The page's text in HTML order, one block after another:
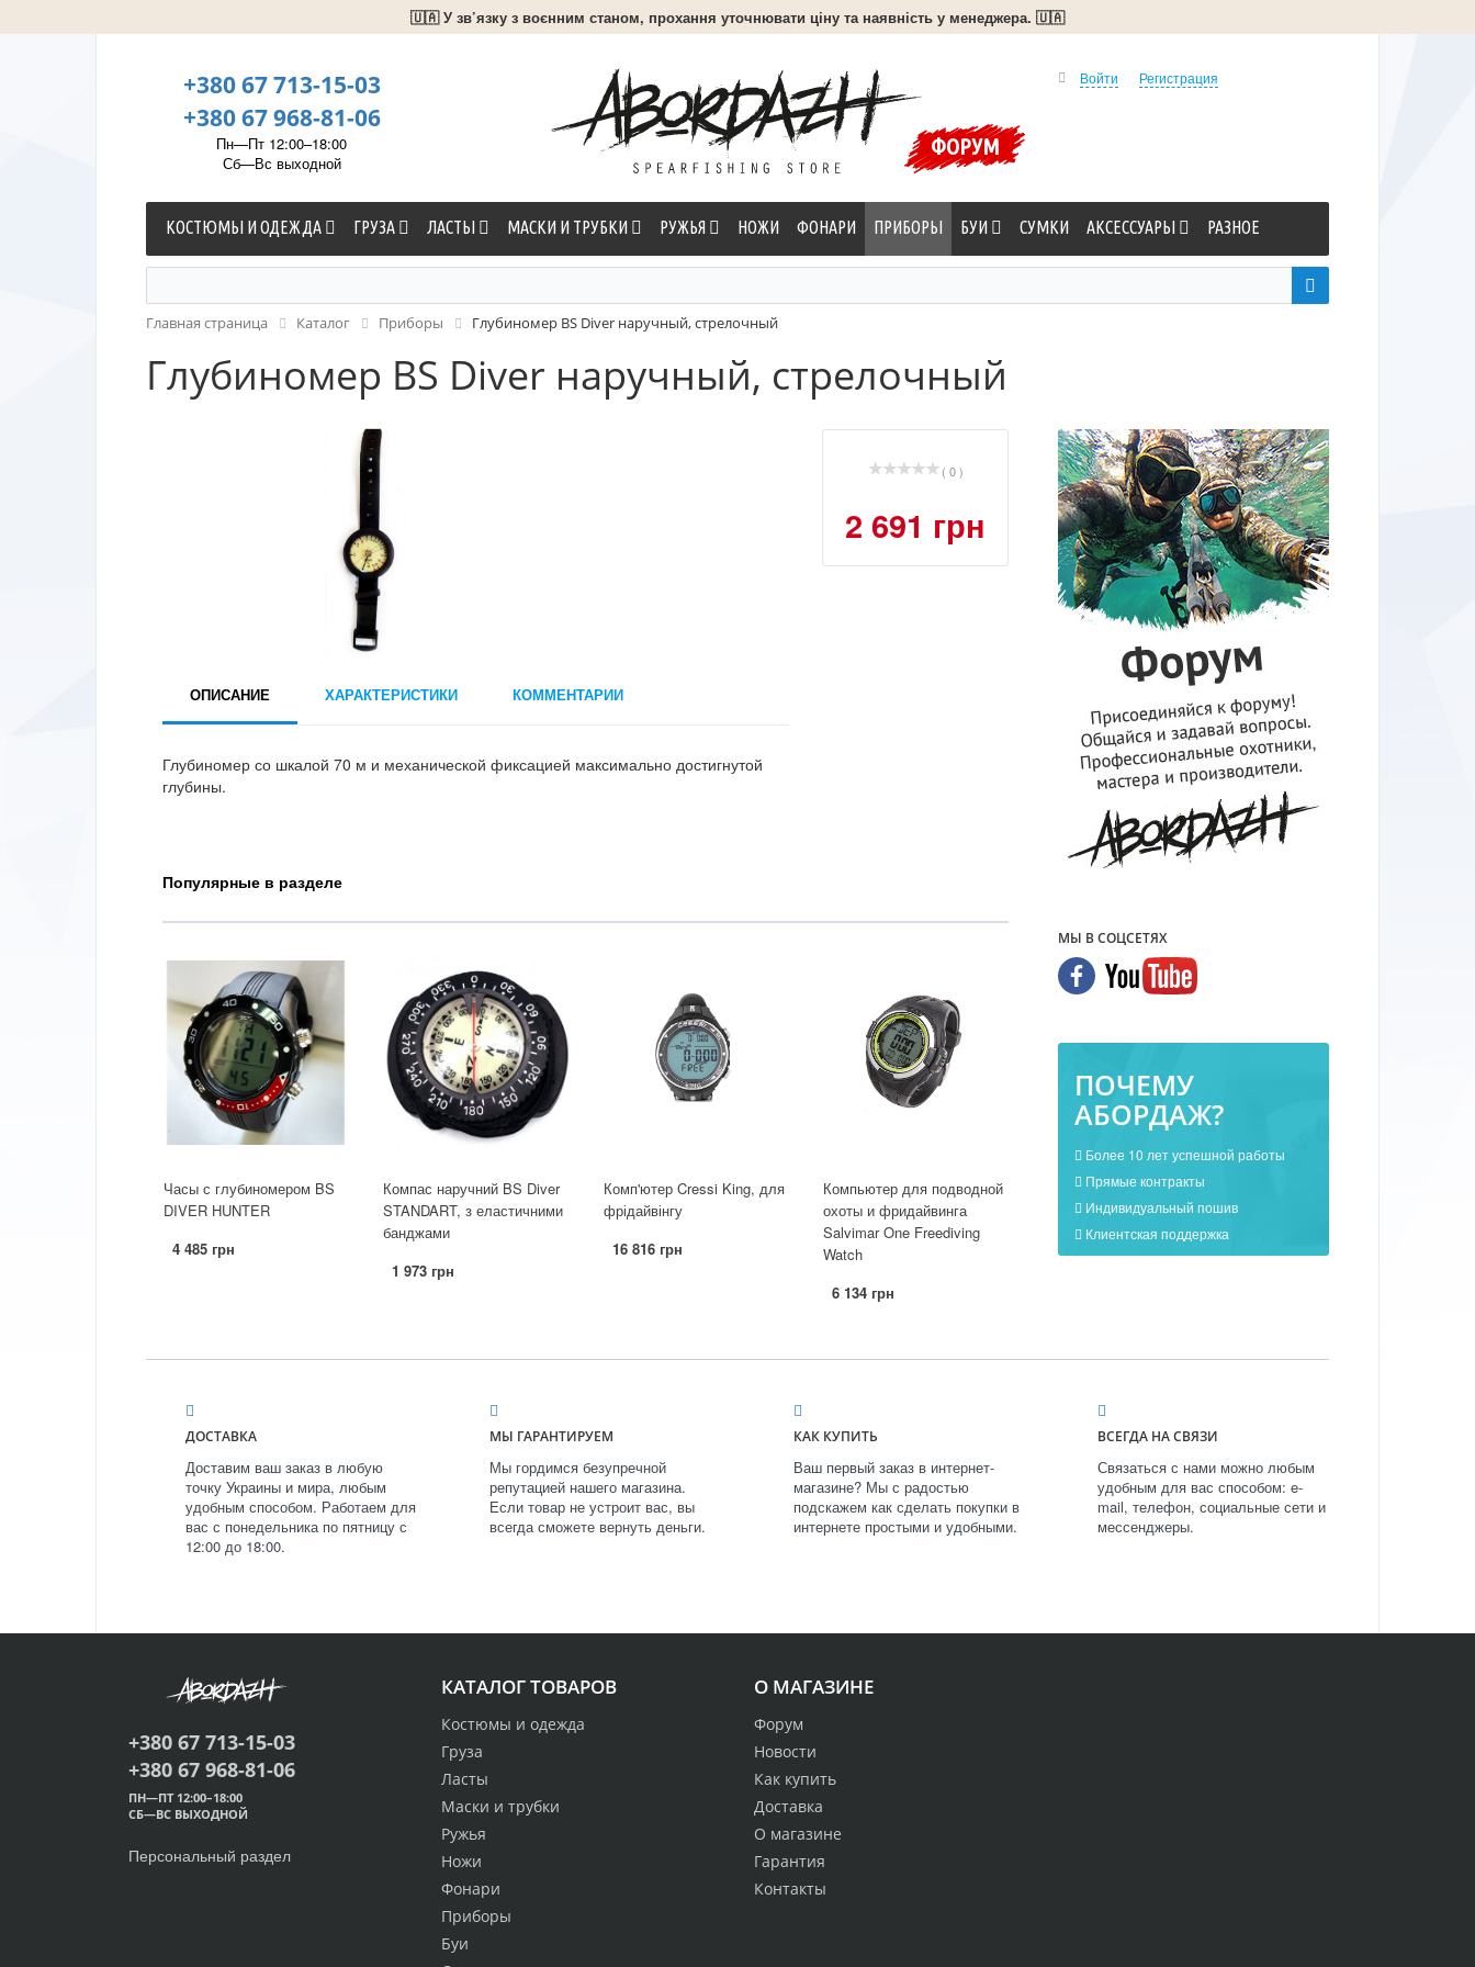
🇺🇦 У зв’язку з воєнним станом, прохання уточнювати ціну та наявність у менеджера. 🇺🇦
+380 67 713-15-03
+380 67 968-81-06
Пн—Пт 12:00–18:00
Сб—Вс выходной
ФОРУМ
Войти Регистрация
КОСТЮМЫ И ОДЕЖДА ГРУЗА ЛАСТЫ МАСКИ И ТРУБКИ РУЖЬЯ НОЖИ ФОНАРИ ПРИБОРЫ БУИ СУМКИ АКСЕССУАРЫ РАЗНОЕ
Главная страница Каталог Приборы Глубиномер BS Diver наручный, стрелочный
Глубиномер BS Diver наручный, стрелочный
( 0 )
2 691 грн
ОПИСАНИЕ ХАРАКТЕРИСТИКИ КОММЕНТАРИИ
Глубиномер со шкалой 70 м и механической фиксацией максимально достигнутой
глубины.
Популярные в разделе
Часы с глубиномером BS
DIVER HUNTER
4 485 грн
Компас наручний BS Diver
STANDART, з еластичними
банджами
1 973 грн
Комп'ютер Cressi King, для
фрідайвінгу
16 816 грн
Компьютер для подводной
охоты и фридайвинга
Salvimar One Freediving
Watch
6 134 грн
МЫ В СОЦСЕТЯХ
ПОЧЕМУ
АБОРДАЖ?
Более 10 лет успешной работы
Прямые контракты
Индивидуальный пошив
Клиентская поддержка
ДОСТАВКА
Доставим ваш заказ в любую
точку Украины и мира, любым
удобным способом. Работаем для
вас с понедельника по пятницу с
12:00 до 18:00.
МЫ ГАРАНТИРУЕМ
Мы гордимся безупречной
репутацией нашего магазина.
Если товар не устроит вас, вы
всегда сможете вернуть деньги.
КАК КУПИТЬ
Ваш первый заказ в интернет-
магазине? Мы с радостью
подскажем как сделать покупки в
интернете простыми и удобными.
ВСЕГДА НА СВЯЗИ
Связаться с нами можно любым
удобным для вас способом: e-
mail, телефон, социальные сети и
мессенджеры.
О МАГАЗИНЕ
Форум
Новости
Как купить
Доставка
О магазине
Гарантия
Контакты
КАТАЛОГ ТОВАРОВ
Костюмы и одежда
Груза
Ласты
Маски и трубки
Ружья
Ножи
Фонари
Приборы
Буи
+380 67 713-15-03
+380 67 968-81-06
ПН—ПТ 12:00–18:00
СБ—ВС ВЫХОДНОЙ
Персональный раздел